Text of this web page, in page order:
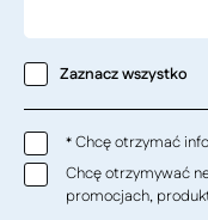
Zaznacz wszystko
*Chcę otrzymać
Chcę otrzymywać
promocjach,